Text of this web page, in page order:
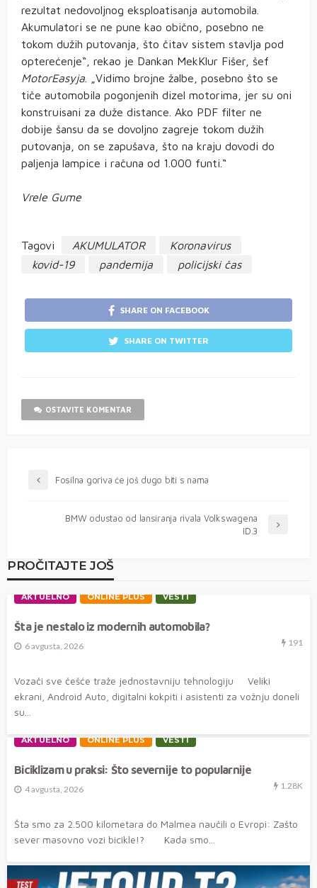
rezultat nedovoljnog eksploatisanja automobila.
Akumulatori se ne pune kao obično, posebno ne
tokom dužih putovanja, što čitav sistem stavlja pod
opterećenje“, rekao je Dankan MekKlur Fišer, šef
MotorEasyja . „Vidimo brojne žalbe, posebno što se
tiče automobila pogonjenih dizel motorima, jer su oni
konstruisani za duže distance. Ako PDF filter ne
dobije šansu da se dovoljno zagreje tokom dužih
putovanja, on se zapušava, što na kraju dovodi do
paljenja lampice i računa od 1.000 funti.“
Vrele Gume
Tagovi AKUMULATOR
Koronavirus
kovid-19
pandemija policijski čas
SHARE ON FACEBOOK
SHARE ON TWITTER
OSTAVITE KOMENTAR
Fosilna goriva će još dugo biti s nama
BMW odustao od lansiranja rivala Volkswagena
ID.3
PROČITAJTE JOŠ
AKTUELNO ONLINE PLUS VESTI
Šta je nestalo iz modernih automobila?
6 avgusta, 2026 191
Vozači sve češće traže jednostavniju tehnologiju Veliki
ekrani, Android Auto, digitalni kokpiti i asistenti za vožnju doneli
su...
AKTUELNO ONLINE PLUS VESTI
Biciklizam u praksi: Što severnije to popularnije
4 avgusta, 2026 1.28K
Šta smo za 2.500 kilometara do Malmea naučili o Evropi: Zašto
sever masovno vozi bicikle!? Kada smo...